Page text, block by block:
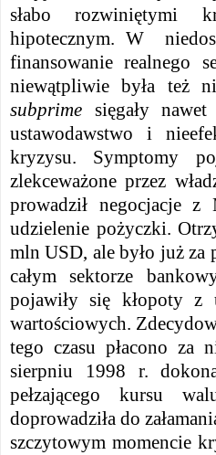
słabo rozwiniętymi
hipotecznym. W
finansowanie realnego
niewątpliwie była też
subprime sięgały
ustawodawstwo i
kryzysu. Symptomy
zlekceważone przez
prowadził negocjacje z
udzielenie pożyczki.
mln USD, ale było już za
całym sektorze
pojawiły się kłopoty z
wartościowych.
tego czasu płacono za
sierpniu 1998 r.
pełzającego kursu
doprowadziła do
szczytowym momencie